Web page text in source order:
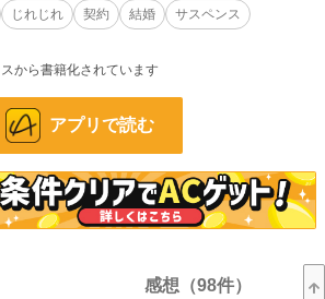
と継母に、修道院に送られようとしていたのだが逃
ワード家の美貌の公爵・グリフィンに出会い、浚わ
された。
爵と、大人しくも頑張り屋なお嬢様との、ミステリ
んだシンデレラロマンス。異世界の英国風の王国が
その都度番外編を追加していきますが、一旦完結と
ージには☆が付いています。苦手な方は飛ばして下
はR18バージョンで本家です。不快感を覚える方は
じれじれ 契約 結婚
サスペンス
から書籍化されています
アプリで読む
感想（98件）